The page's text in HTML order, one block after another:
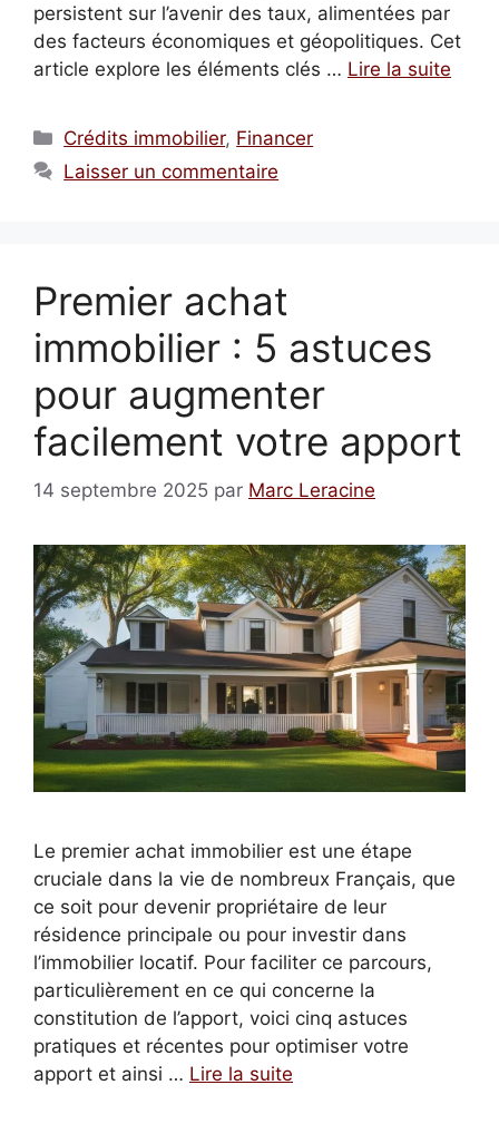
persistent sur l’avenir des taux, alimentées par
des facteurs économiques et géopolitiques. Cet
article explore les éléments clés … Lire la suite
Catégories
Crédits immobilier, Financer
Laisser un commentaire
Premier achat
immobilier : 5 astuces
pour augmenter
facilement votre apport
14 septembre 2025 par Marc Leracine
Le premier achat immobilier est une étape
cruciale dans la vie de nombreux Français, que
ce soit pour devenir propriétaire de leur
résidence principale ou pour investir dans
l’immobilier locatif. Pour faciliter ce parcours,
particulièrement en ce qui concerne la
constitution de l’apport, voici cinq astuces
pratiques et récentes pour optimiser votre
apport et ainsi … Lire la suite